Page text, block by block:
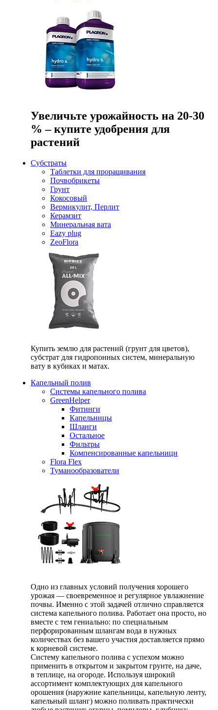
Увеличьте урожайность на 20-30
% – купите удобрения для
растений
Субстраты
Таблетки для проращивания
Почвобрикеты
Грунт
Кокосовый
Вермикулит, Перлит
Керамзит
Минеральная вата
Eazy plug
ZeoFlora
Купить землю для растений (грунт для цветов),
субстрат для гидропонных систем, минеральную
вату в кубиках и матах.
Капельный полив
Системы капельного полива
GreenHelper
Фитинги
Капельницы
Шланги
Остальное
Фильтры
Компенсированные капельници
Flora Flex
Туманообразователи
Одно из главных условий получения хорошего
урожая — своевременное и регулярное увлажнение
почвы. Именно с этой задачей отлично справляется
система капельного полива. Работает она просто, но
вместе с тем гениально: по специальным
перфорированным шлангам вода в нужных
количествах без вашего участия доставляется прямо
к корневой системе.
Систему капельного полива с успехом можно
применить в открытом и закрытом грунте, на даче,
в теплице, на огороде. Используя широкий
ассортимент комплектующих для капельного
орошения (наружние капельницы, капельную ленту,
капельный шланг) можно поливать практически